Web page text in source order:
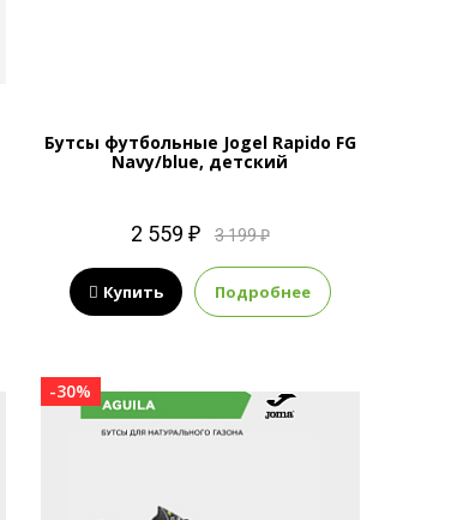
Бутсы футбольные Jogel Rapido FG
Navy/blue, детский
2 559 ₽ 3 199 ₽
Купить Подробнее
-30%